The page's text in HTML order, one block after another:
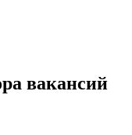
вакансий